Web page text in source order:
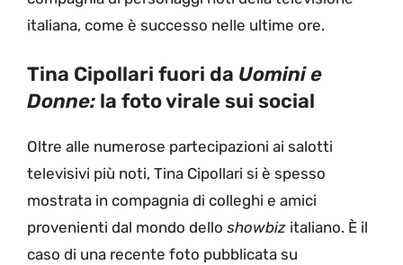
italiana, come è successo nelle ultime ore.
Tina Cipollari fuori da Uomini e
Donne: la foto virale sui social
Oltre alle numerose partecipazioni ai salotti
televisivi più noti, Tina Cipollari si è spesso
mostrata in compagnia di colleghi e amici
provenienti dal mondo dello showbiz italiano. È il
caso di una recente foto pubblicata su